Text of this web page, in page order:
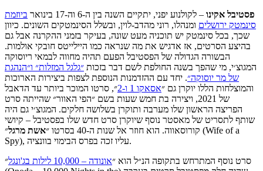
פסטיבל אקינו – לקולנוע יפני, יתקיים השנה בין ה-6 וה-17 בינואר
ביוזמת
סינמטק ירושלים ומנהלו, רוני מהדב-לוין, ובשלל הסינמטקים השונים. כיוון
שכך, בכל סינמטק יש תוכניה מעט שונה, בעיקר בזמני ההקרנה אבל גם
בהיצע הסרטים, אז אדגיש את מה שנראה כמו היילייטס חובקי אולמות.
הבשורה הגדולה של הפסטיבל הפעם תהיה מחווה לבמאי ריוסוקה
המגוצ׳י, מי שהפך בשנה החולפת לשם דבר בזכות ״גלגל המזלות״ ו״הנהגת
של מר יוסוקה״. יחד עם ההזדמנות הנוספת לצפות ביצירות הארוכות
והמוצלחות הללו יוקרן גם ״אסאקו 1 ו-2
״, סרטו המוכר ביותר עד הדאבל
של 2021, ויצירה בת חמש שעות בשם ״הפי האוור״ שהייתה סרט
הפריצה הראשון שלו מערבה ותוקרן בשלושה חלקים. המגוצ׳י גם היה
שותף לתסריט של מאסטר נוסף שיוקרן סרט חדש שלו בפסטיבל – קיושי
קורוסאווה. הוא חוזר אל שנות ה-40 בסרטו ״
אשת מרגל״ (Wife of a
Spy), עליו זכה בפרס הבימוי בוונציה.
סרט נוסף המתרחש בתקופה הנ״ל הוא ״אונודה – 10,000 לילות בג'ונגל
״